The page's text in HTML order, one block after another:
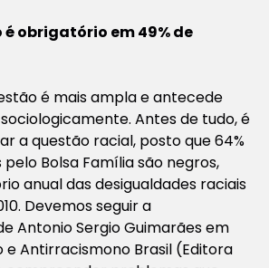
é obrigatório em 49% de
é mais ampla e antecede
Antes de tudo, é
a questão racial, posto que 64%
Bolsa Família são negros,
anual das desigualdades raciais
Devemos seguir a
Antonio Sergio Guimarães em
e Antirracismono Brasil (Editora